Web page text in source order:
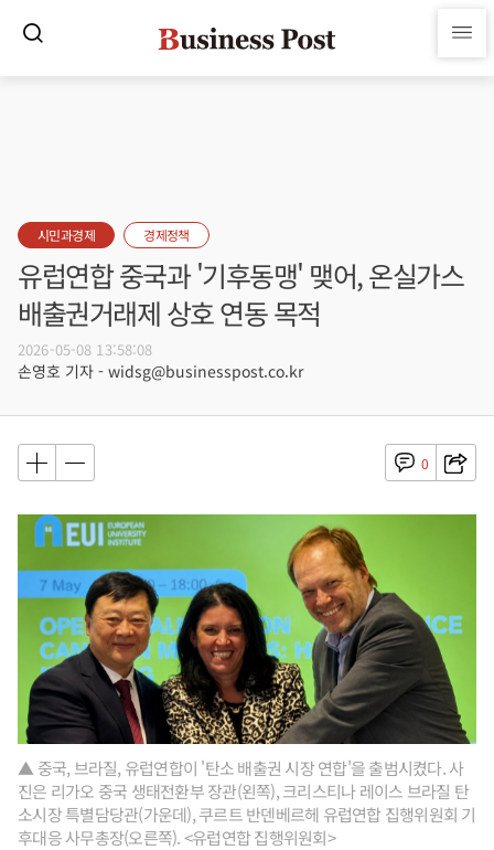
시민과경제 경제정책
유럽연합 중국과 '기후동맹' 맺어, 온실가스
배출권거래제 상호 연동 목적
2026-05-08 13:58:08
손영호 기자 - widsg@businesspost.co.kr
0
▲ 중국, 브라질, 유럽연합이 '탄소 배출권 시장 연합'을 출범시켰다. 사
진은 리가오 중국 생태전환부 장관(왼쪽), 크리스티나 레이스 브라질 탄
소시장 특별담당관(가운데), 쿠르트 반덴베르헤 유럽연합 집행위원회 기
후대응 사무총장(오른쪽). <유럽연합 집행위원회>